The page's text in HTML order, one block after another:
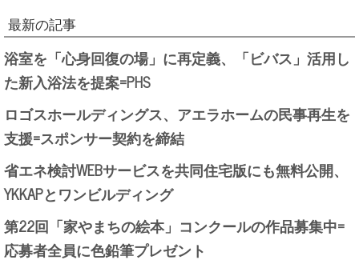
最新の記事
浴室を「心身回復の場」に再定義、「ビバス」活用し
た新入浴法を提案=PHS
ロゴスホールディングス、アエラホームの民事再生を
支援=スポンサー契約を締結
省エネ検討WEBサービスを共同住宅版にも無料公開、
YKKAPとワンビルディング
第22回「家やまちの絵本」コンクールの作品募集中=
応募者全員に色鉛筆プレゼント